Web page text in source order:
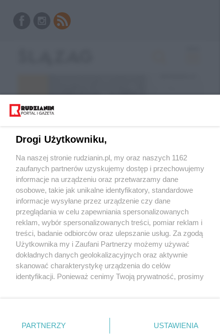
Wróć do strony głównej
ślązag.pl
0%
Drogi Użytkowniku,
Na naszej stronie rudzianin.pl, my oraz naszych 1162
zaufanych partnerów uzyskujemy dostęp i przechowujemy
informacje na urządzeniu oraz przetwarzamy dane
osobowe, takie jak unikalne identyfikatory, standardowe
informacje wysyłane przez urządzenie czy dane
przeglądania w celu zapewniania spersonalizowanych
reklam, wybór spersonalizowanych treści, pomiar reklam i
treści, badanie odbiorców oraz ulepszanie usług. Za zgodą
Użytkownika my i Zaufani Partnerzy możemy używać
dokładnych danych geolokalizacyjnych oraz aktywnie
skanować charakterystykę urządzenia do celów
identyfikacji. Ponieważ cenimy Twoją prywatność, prosimy
prywatności znajdujący się w lewym dolnym rogu strony
. Niektóre rodzaje przetwarzania danych nie wymagają
PARTNERZY USTAWIENIA